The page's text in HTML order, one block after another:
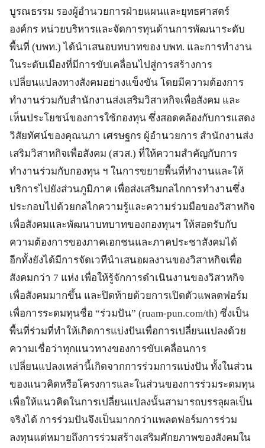
บูรณธรรม รองผู้อำนวยการฝ่ายแผนและยุทธศาสตร์
องค์กร หน่วยบริหารและจัดการทุนด้านการพัฒนาระดับ
พื้นที่ (บพท.) ได้นำเสนอบทบาทของ บพท. และการทำงาน
ในระดับเมืองที่มีการขับเคลื่อนไปสู่การสร้างการ
เปลี่ยนแปลงทางสังคมอย่างแข็งขัน โดยมีความต้องการ
ทำงานร่วมกับสำนักงานส่งเสริมวิสาหกิจเพื่อสังคม และ
เห็นประโยชน์ของการใช้กองทุน ซึ่งสอดคล้องกับการแสดง
วิสัยทัศน์ของคุณนภา เศรษฐกร ผู้อำนวยการ สำนักงานส่ง
เสริมวิสาหกิจเพื่อสังคม (สวส.) ที่ให้ความสำคัญกับการ
ทำงานร่วมกับกองทุน ฯ ในการขยายพื้นที่ทำงานและให้
บริการไปยังส่วนภูมิภาค เพื่อส่งเสริมกลไกการทำงานซึ่ง
ประกอบไปด้วยกลไกความรู้และความร่วมมือของวิสาหกิจ
เพื่อสังคมและพัฒนาบทบาทของกองทุนฯ ให้สอดรับกับ
ความต้องการของภาคเอกชนและภาคประชาสังคมได้
อีกทั้งยังได้มีการจัดเวทีนำเสนอผลงานของวิสาหกิจเพื่อ
สังคมกว่า 7 แห่ง เพื่อให้รู้จักการดำเนินงานของวิสาหกิจ
เพื่อสังคมมากขึ้น และปิดท้ายด้วยการเปิดตัวแพลตฟอร์ม
เพื่อการระดมทุนชื่อ “ร่วมปัน” (ruam-pun.com/th) ซึ่งเป็น
พื้นที่ร่วมที่ทำให้เกิดการแบ่งปันเพื่อการเปลี่ยนแปลงด้วย
ความเชื่อว่าทุกแนวทางของการขับเคลื่อนการ
เปลี่ยนแปลงเหล่านี้เกิดจากการร่วมการแบ่งปัน ทั้งในส่วน
ของแนวคิดหรือโครงการและในส่วนของการร่วมระดมทุน
เพื่อให้แนวคิดในการเปลี่ยนแปลงนั้นสามารถบรรลุผลเป็น
จริงได้ การร่วมปันจึงเป็นมากกว่าแพลตฟอร์มการร่วม
ลงทุนแต่หมายถึงการร่วมสร้างเสริมศักยภาพของสังคมใน